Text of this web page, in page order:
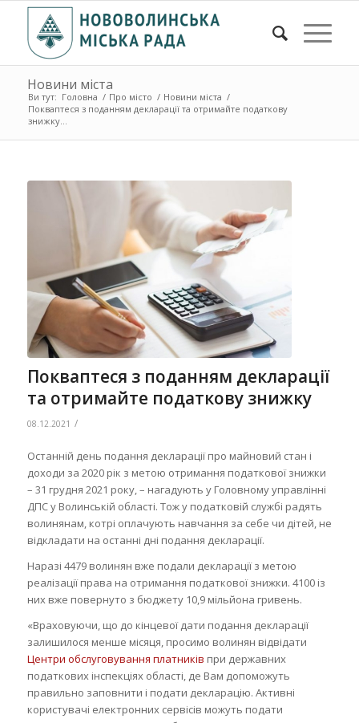
Новини міста
Ви тут: Головна / Про місто / Новини міста /
Покваптеся з поданням декларації та отримайте податкову
знижку...
Покваптеся з поданням декларації
та отримайте податкову знижку
08.12.2021 /
Останній день подання декларації про майновий стан і
доходи за 2020 рік з метою отримання податкової знижки
– 31 грудня 2021 року, – нагадують у Головному управлінні
ДПС у Волинській області. Тож у податковій службі радять
волинянам, котрі оплачують навчання за себе чи дітей, не
відкладати на останні дні подання декларації.
Наразі 4479 волинян вже подали декларації з метою
реалізації права на отримання податкової знижки. 4100 із
них вже повернуто з бюджету 10,9 мільйона гривень.
«Враховуючи, що до кінцевої дати подання декларації
залишилося менше місяця, просимо волинян відвідати
Центри обслуговування платників при державних
податкових інспекціях області, де Вам допоможуть
правильно заповнити і подати декларацію. Активні
користувачі електронних сервісів можуть подати